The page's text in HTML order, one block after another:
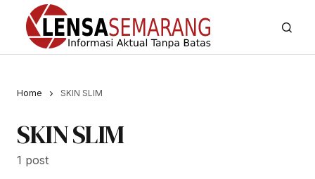
Home SKIN SLIM
SKIN SLIM
1 post